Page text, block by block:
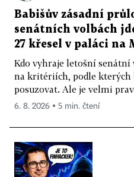
Babišův zásadní
senátních volbách
27 křesel v paláci na
Kdo vyhraje letošní senátní
na kritériích, podle kterých
posuzovat. Ale je velmi
6. 8. 2026 ▪ 5 min. čtení